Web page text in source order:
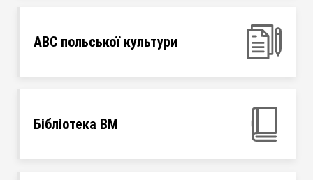
ABC польської культури
Бібліотека ВМ